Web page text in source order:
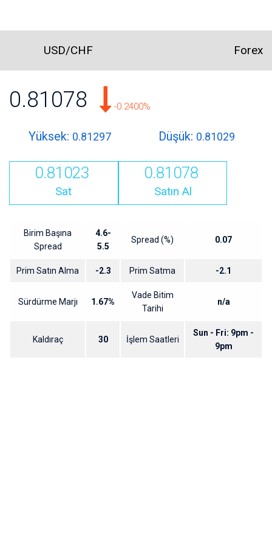
USD/CHF Forex
0.81078 -0.2400%
Yüksek: 0.81297 Düşük: 0.81029
0.81023
Sat
0.81078
Satın Al
Birim Başına
Spread
4.6-
5.5
Spread (%) 0.07
Prim Satın Alma -2.3 Prim Satma -2.1
Sürdürme Marjı 1.67%
Vade Bitim
Tarihi
n/a
Kaldıraç 30 İşlem Saatleri
Sun - Fri: 9pm -
9pm